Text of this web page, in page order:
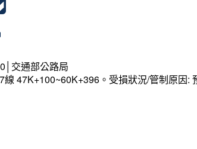
交通部公路局
線 47K+100~60K+396。受損狀況/管制原因: